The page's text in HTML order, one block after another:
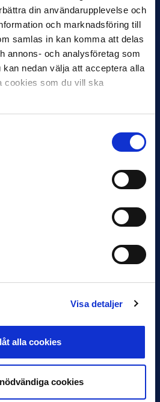
din användarupplevelse och
och marknadsföring till
samlas in kan komma att delas
annons- och analysföretag som
nedan välja att acceptera alla
cookies som du vill ska
Visa detaljer
alla cookies
cookies
i Allsvenskan